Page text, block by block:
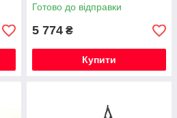
Готово до відправки
5 774 ₴
Купити